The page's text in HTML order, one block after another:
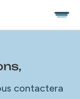
contactera